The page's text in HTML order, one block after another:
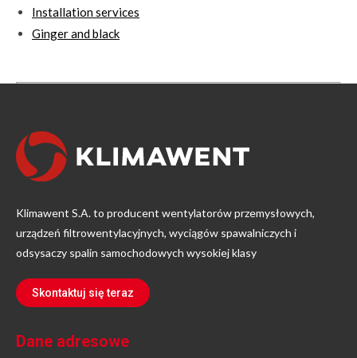
Installation services
Ginger and black
Klimawent S.A. to producent wentylatorów przemysłowych,
urządzeń filtrowentylacyjnych, wyciągów spawalniczych i
odsysaczy spalin samochodowych wysokiej klasy
Skontaktuj się teraz
Dane adresowe